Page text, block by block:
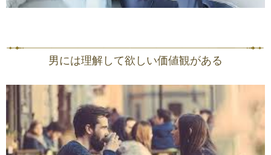
男には理解して欲しい価値観がある